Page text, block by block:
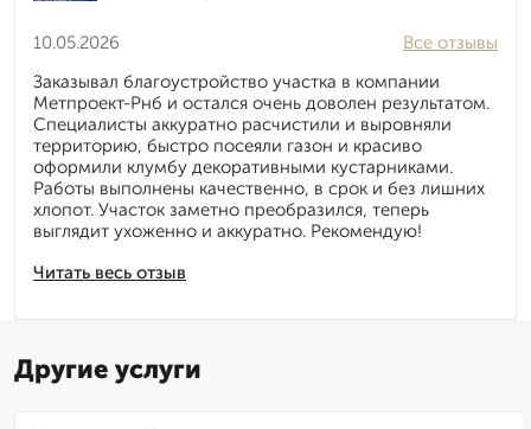
10.05.2026
Читать весь отзыв
Все отзывы
Заказывал благоустройство участка в компании
Метпроект-Рнб и остался очень доволен результатом.
Специалисты аккуратно расчистили и выровняли
территорию, быстро посеяли газон и красиво
оформили клумбу декоративными кустарниками.
Работы выполнены качественно, в срок и без лишних
хлопот. Участок заметно преобразился, теперь
выглядит ухоженно и аккуратно. Рекомендую!
Другие услуги